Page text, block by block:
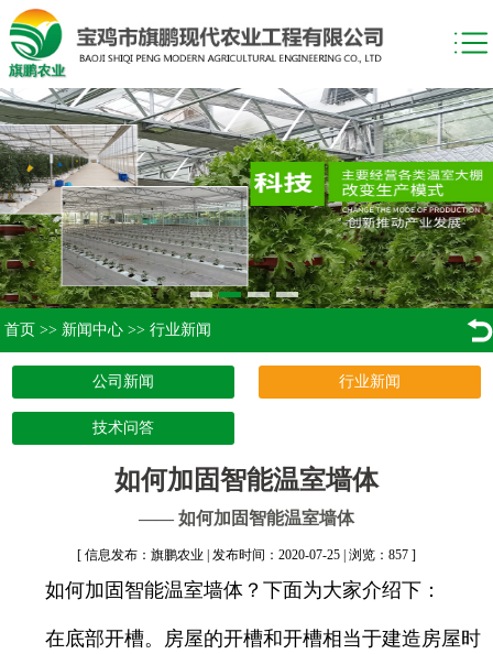
首页 >> 新闻中心 >> 行业新闻
公司新闻 行业新闻
技术问答
如何加固智能温室墙体
—— 如何加固智能温室墙体
[ 信息发布：旗鹏农业 | 发布时间：2020-07-25 | 浏览：857 ]
如何加固智能温室墙体？下面为大家介绍下：
在底部开槽。房屋的开槽和开槽相当于建造房屋时